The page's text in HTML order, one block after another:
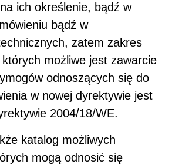
ich określenie, bądź w
bądź w
zatem zakres
możliwe jest zawarcie
odnoszących się do
w nowej dyrektywie jest
2004/18/WE.
katalog możliwych
mogą odnosić się